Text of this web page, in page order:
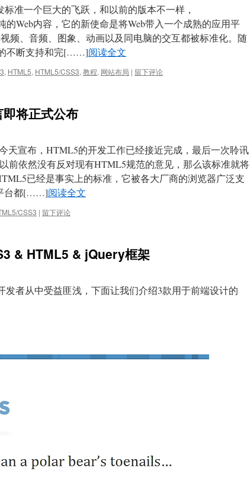
标准一个巨大的飞跃，和以前的版本不一样，
的Web内容，它的新使命是将Web带入一个成熟的应用平
频、音频、图象、动画以及同电脑的交互都被标准化。随
不断支持和完[……]阅读全文
, HTML5, HTML5/CSS3, 教程, 网站布局 | 留下评论
将正式公布
天宣布，HTML5的开发工作已经接近完成，最后一次聆讯
前依然没有反对现有HTML5规范的意见，那么该标准就将
已经是事实上的标准，它被各大厂商的浏览器广泛支
台都[……]阅读全文
CSS3 | 留下评论
& HTML5 & jQuery框架
发者从中受益匪浅，下面让我们介绍3款用于前端设计的